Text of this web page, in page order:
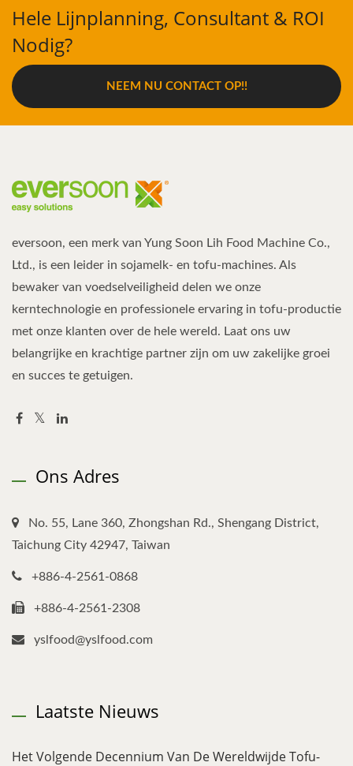
Hele Lijnplanning, Consultant & ROI
Nodig?
NEEM NU CONTACT OP!!
eversoon, een merk van Yung Soon Lih Food Machine Co.,
Ltd., is een leider in sojamelk- en tofu-machines. Als
bewaker van voedselveiligheid delen we onze
kerntechnologie en professionele ervaring in tofu-productie
met onze klanten over de hele wereld. Laat ons uw
belangrijke en krachtige partner zijn om uw zakelijke groei
en succes te getuigen.
Ons Adres
No. 55, Lane 360, Zhongshan Rd., Shengang District,
Taichung City 42947, Taiwan
+886-4-2561-0868
+886-4-2561-2308
yslfood@yslfood.com
Laatste Nieuws
Het Volgende Decennium Van De Wereldwijde Tofu-